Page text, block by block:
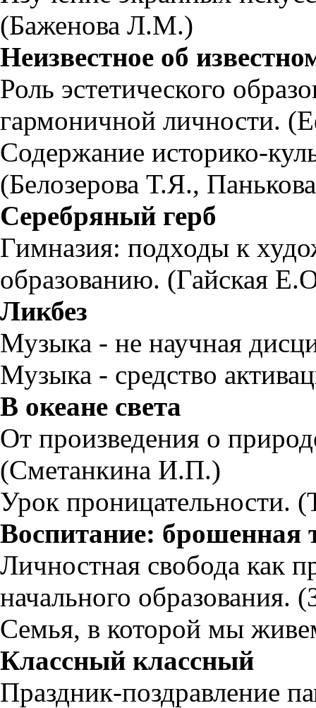
(Баженова Л.М.)
Неизвестное об
Роль эстетического
гармоничной личности.
Содержание историко-
(Белозерова Т.Я.,
Серебряный герб
Гимназия: подходы к
образованию. (Гайская
Ликбез
Музыка - не научная
Музыка - средство
В океане света
От произведения о
(Сметанкина И.П.)
Урок проницательности.
Воспитание: брошенная
Личностная свобода как
начального образования.
Семья, в которой мы
Классный классный
Праздник-поздравление